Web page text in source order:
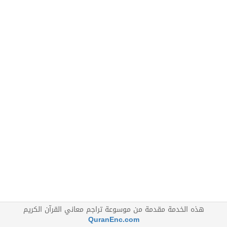
هذه الخدمة مقدمة من موسوعة تراجم معاني القرآن الكريم
QuranEnc.com